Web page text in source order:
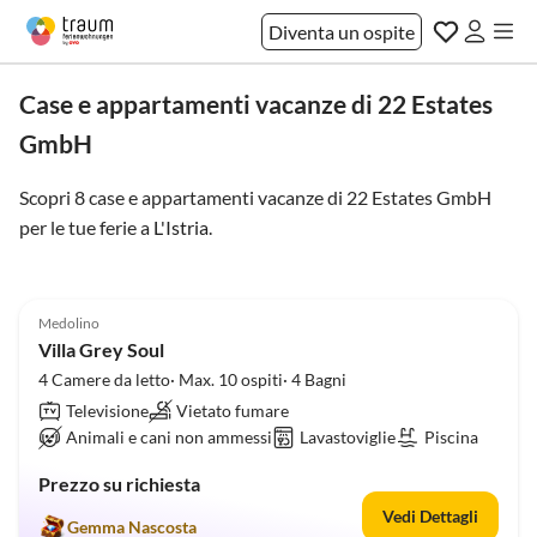
Diventa un ospite
Case e appartamenti vacanze di 22 Estates
GmbH
Scopri 8 case e appartamenti vacanze di 22 Estates GmbH
per le tue ferie a L'Istria.
Medolino
Villa Grey Soul
4 Camere da letto· Max. 10 ospiti· 4 Bagni
Televisione
Vietato fumare
Animali e cani non ammessi
Lavastoviglie Piscina
Prezzo su richiesta
Gemma Nascosta
Vedi Dettagli